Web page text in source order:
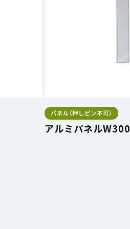
パネル（押しピン不可）
アルミパネルW300